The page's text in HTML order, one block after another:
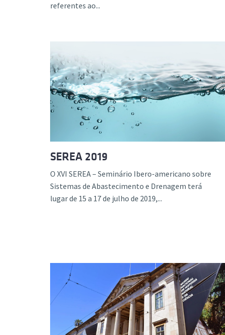
referentes ao...
SEREA 2019
O XVI SEREA – Seminário Ibero-americano sobre
Sistemas de Abastecimento e Drenagem terá
lugar de 15 a 17 de julho de 2019,...